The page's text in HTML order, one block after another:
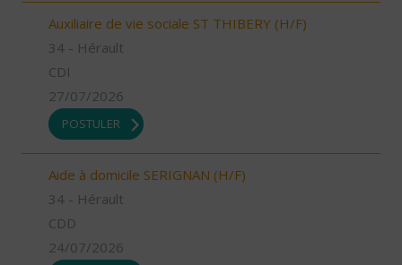
Auxiliaire de vie sociale ST THIBERY (H/F)
34 - Hérault
CDI
27/07/2026
POSTULER
Aide à domicile SERIGNAN (H/F)
34 - Hérault
CDD
24/07/2026